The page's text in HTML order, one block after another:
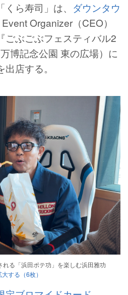
ら寿司」は、 ダウンタウ
Organizer（CEO）
ごぶごぶフェスティバル2
博記念公園 東の広場）に
店する。
れる「浜田ポテ功」を楽しむ浜田雅功
大する（6枚）